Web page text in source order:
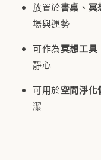
放置於書桌、冥
場與運勢
可作為冥想工具
靜心
可用於空間淨化
潔